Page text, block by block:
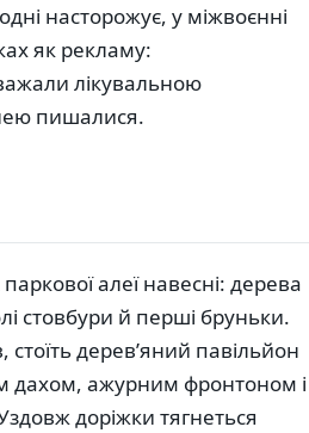
насторожує, у міжвоєнні
як рекламу:
лікувальною
пишалися.
алеї навесні: дерева
стовбури й перші бруньки.
дерев’яний павільйон
ажурним фронтоном і
доріжки тягнеться